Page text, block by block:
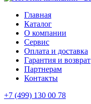
Главная
Каталог
О компании
Сервис
Оплата и доставка
Гарантия и возврат
Партнерам
Контакты
+7 (499) 130 00 78